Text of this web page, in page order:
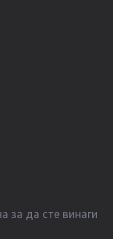
за да сте винаги